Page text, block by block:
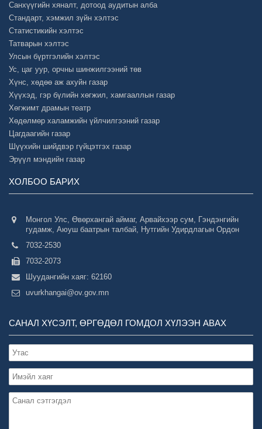
Санхүүгийн хяналт, дотоод аудитын алба
Стандарт, хэмжил зүйн хэлтэс
Статистикийн хэлтэс
Татварын хэлтэс
Улсын бүртгэлийн хэлтэс
Ус, цаг уур, орчны шинжилгээний төв
Хүнс, хөдөө аж ахуйн газар
Хүүхэд, гэр бүлийн хөгжил, хамгааллын газар
Хөгжимт драмын театр
Хөдөлмөр халамжийн үйлчилгээний газар
Цагдаагийн газар
Шүүхийн шийдвэр гүйцэтгэх газар
Эрүүл мэндийн газар
ХОЛБОО БАРИХ
Монгол Улс, Өвөрхангай аймаг, Арвайхээр сум, Гэндэнгийн
гудамж, Аюуш баатрын талбай, Нутгийн Удирдлагын Ордон
7032-2530
7032-2073
Шуудангийн хаяг: 62160
uvurkhangai@ov.gov.mn
САНАЛ ХҮСЭЛТ, ӨРГӨДӨЛ ГОМДОЛ ХҮЛЭЭН АВАХ